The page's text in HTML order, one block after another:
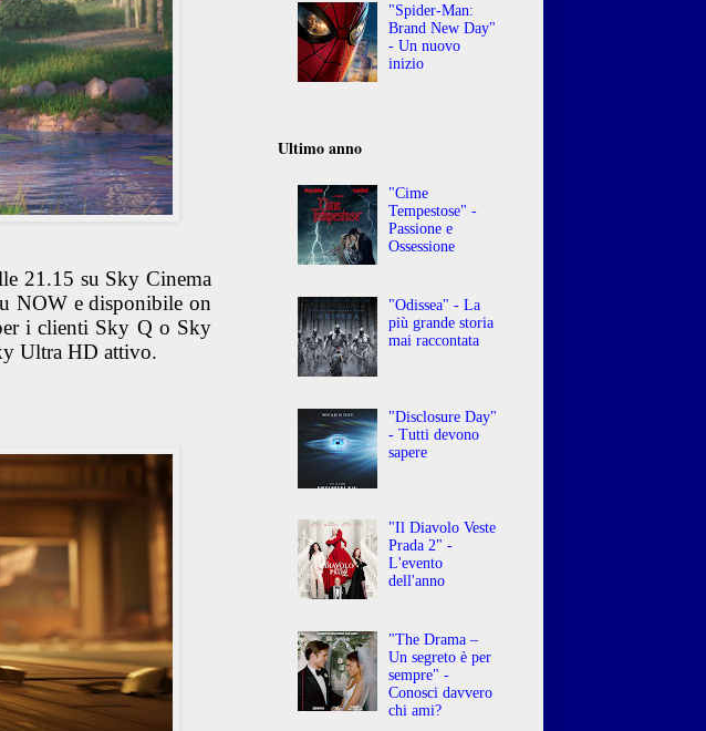
21.15 su Sky Cinema
NOW e disponibile on
i clienti Sky Q o Sky
Ultra HD attivo.
"Spider-Man:
Brand New Day"
- Un nuovo
inizio
Ultimo anno
"Cime
Tempestose" -
Passione e
Ossessione
"Odissea" - La
più grande storia
mai raccontata
"Disclosure Day"
- Tutti devono
sapere
"Il Diavolo Veste
Prada 2" -
L'evento
dell'anno
"The Drama –
Un segreto è per
sempre" -
Conosci davvero
chi ami?